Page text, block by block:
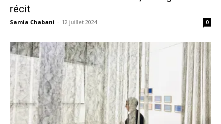
récit
Samia Chabani - 12 juillet 2024 0